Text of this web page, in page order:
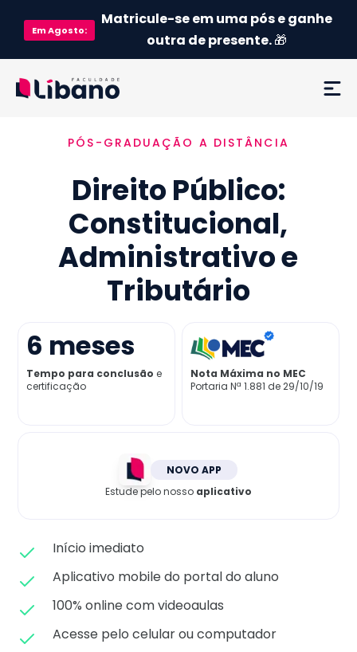
EmAgosto:
Matricule-se em uma pós e ganhe
outra de presente.🎁
Ementa
Como funciona
Credenciamento MEC
Matricule-se
PÓS-GRADUAÇÃO A DISTÂNCIA
Direito Público:
Constitucional,
Administrativo e
Tributário
6 meses
Tempo para conclusão e
certificação
Nota Máxima no MEC
Portaria Nª 1.881 de 29/10/19
NOVO APP
Estude pelo nosso aplicativo
Início imediato
Aplicativo mobile do portal do aluno
100% online com videoaulas
Acesse pelo celular ou computador